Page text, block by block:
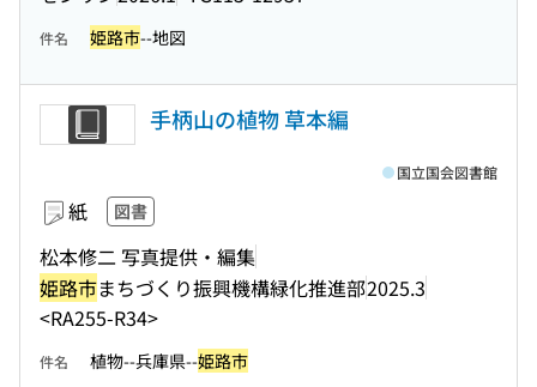
件名 姫路市--地図
手柄山の植物 草本編
紙 図書
松本修二 写真提供・編集
姫路市まちづくり振興機構緑化推進部2025.3
<RA255-R34>
国立国会図書館
件名 植物--兵庫県--姫路市